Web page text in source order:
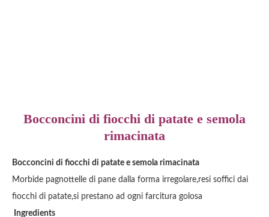
Bocconcini di fiocchi di patate e semola
rimacinata
Bocconcini di fiocchi di patate e semola rimacinata
Morbide pagnottelle di pane dalla forma irregolare,resi soffici dai
fiocchi di patate,si prestano ad ogni farcitura golosa
Ingredients